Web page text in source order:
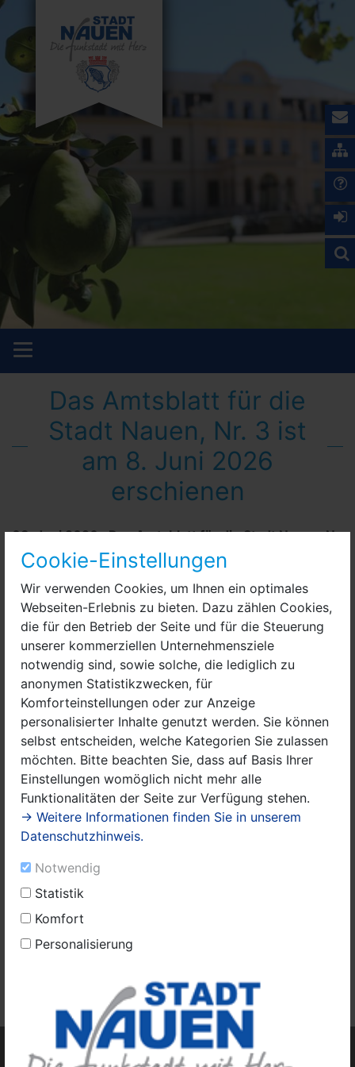
Cookie-Einstellungen
Wir verwenden Cookies, um Ihnen ein optimales
Webseiten-Erlebnis zu bieten. Dazu zählen Cookies,
die für den Betrieb der Seite und für die Steuerung
unserer kommerziellen Unternehmensziele
notwendig sind, sowie solche, die lediglich zu
anonymen Statistikzwecken, für
Komforteinstellungen oder zur Anzeige
personalisierter Inhalte genutzt werden. Sie können
selbst entscheiden, welche Kategorien Sie zulassen
möchten. Bitte beachten Sie, dass auf Basis Ihrer
Einstellungen womöglich nicht mehr alle
Funktionalitäten der Seite zur Verfügung stehen.
→ Weitere Informationen finden Sie in unserem
Datenschutzhinweis.
Notwendig
Statistik
Komfort
Personalisierung
Das Amtsblatt für die
Stadt Nauen, Nr. 3 ist
am 8. Juni 2026
erschienen
08. Juni 2026 :Das Amtsblatt für die Stadt Nauen, Nr.
3 ist am 8. Juni 2026 erschienen.
Das Amtsblatt Nr. 3/2026 finden Sie
Weitere Amtsblätter finden Siehier.